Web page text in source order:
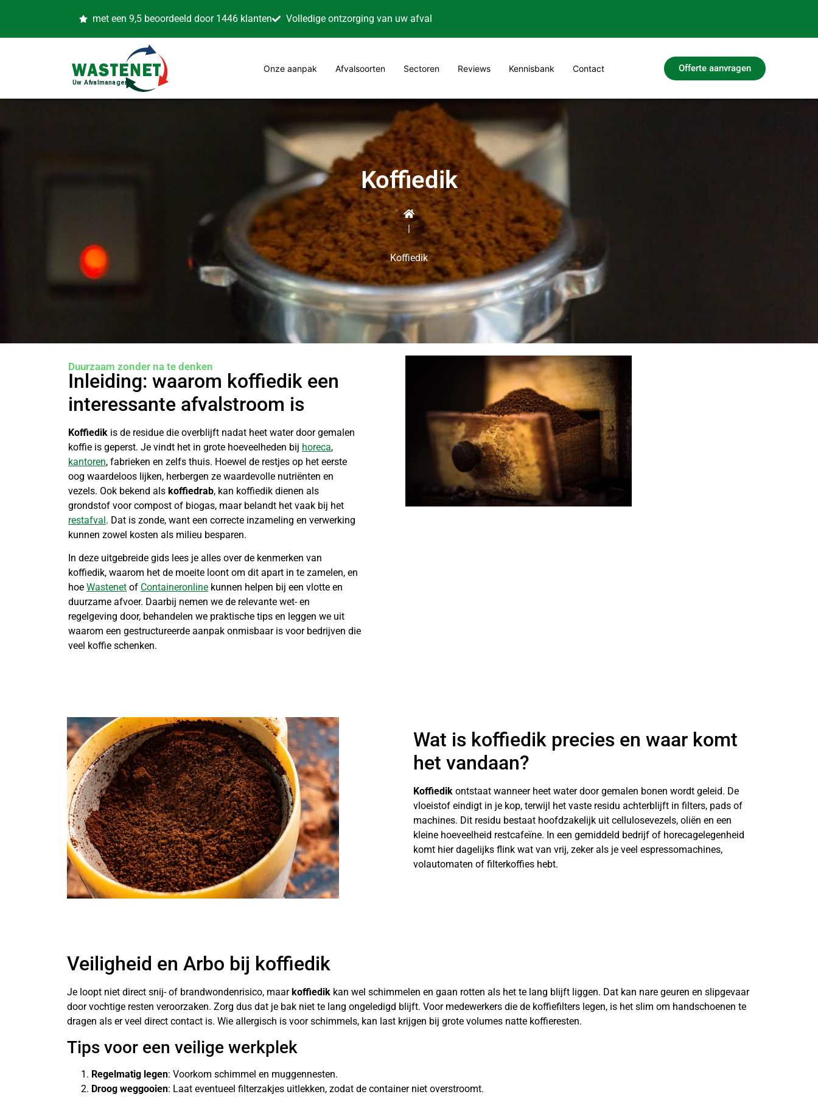
met een 9,5 beoordeeld door 1446 klanten Volledige ontzorging van uw afval
Onze aanpak Afvalsoorten Sectoren Reviews Kennisbank Contact Offerte aanvragen
Koffiedik
|
Koffiedik
Duurzaam zonder na te denken
Inleiding: waarom koffiedik een
interessante afvalstroom is
Koffiedik is de residue die overblijft nadat heet water door gemalen
koffie is geperst. Je vindt het in grote hoeveelheden bij horeca,
kantoren, fabrieken en zelfs thuis. Hoewel de restjes op het eerste
oog waardeloos lijken, herbergen ze waardevolle nutriënten en
vezels. Ook bekend als koffiedrab, kan koffiedik dienen als
grondstof voor compost of biogas, maar belandt het vaak bij het
restafval. Dat is zonde, want een correcte inzameling en verwerking
kunnen zowel kosten als milieu besparen.
In deze uitgebreide gids lees je alles over de kenmerken van
koffiedik, waarom het de moeite loont om dit apart in te zamelen, en
hoe Wastenet of Containeronline kunnen helpen bij een vlotte en
duurzame afvoer. Daarbij nemen we de relevante wet- en
regelgeving door, behandelen we praktische tips en leggen we uit
waarom een gestructureerde aanpak onmisbaar is voor bedrijven die
veel koffie schenken.
Wat is koffiedik precies en waar komt
het vandaan?
Koffiedikontstaat wanneer heet water door gemalen bonen wordt geleid. De
vloeistof eindigt in je kop, terwijl het vaste residu achterblijft in filters, pads of
machines. Dit residu bestaat hoofdzakelijk uit cellulosevezels, oliën en een
kleine hoeveelheid restcafeïne. In een gemiddeld bedrijf of horecagelegenheid
komt hier dagelijks flink wat van vrij, zeker als je veel espressomachines,
volautomaten of filterkoffies hebt.
Veiligheid en Arbo bij koffiedik
Je loopt niet direct snij- of brandwondenrisico, maarkoffiedik kan wel schimmelen en gaan rotten als het te lang blijft liggen. Dat kan nare geuren en slipgevaar
door vochtige resten veroorzaken. Zorg dus dat je bak niet te lang ongeledigd blijft. Voor medewerkers die de koffiefilters legen, is het slim om handschoenen te
dragen als er veel direct contact is. Wie allergisch is voor schimmels, kan last krijgen bij grote volumes natte koffieresten.
Tips voor een veilige werkplek
Regelmatig legen: Voorkom schimmel en muggennesten.
Droog weggooien: Laat eventueel filterzakjes uitlekken, zodat de container niet overstroomt.